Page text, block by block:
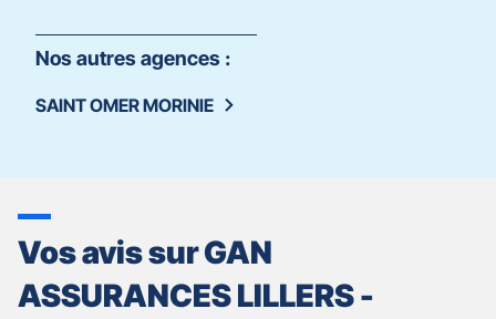
Nos autres agences :
SAINT OMER MORINIE
Vos avis sur GAN
ASSURANCES LILLERS -